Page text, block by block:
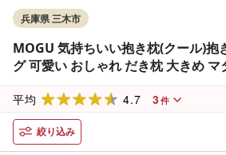
兵庫県 三木市
MOGU 気持ちいい抱き枕(クール)抱
グ 可愛い おしゃれ だき枕 大きめ マ
プレゼント ギフト 男性 女性 三木市
ち 横向き
平均 4.7 3件
絞り込み